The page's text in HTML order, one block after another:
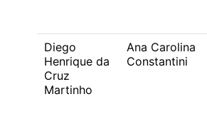
Diego
Henrique da
Cruz
Martinho
Ana Carolina
Constantini